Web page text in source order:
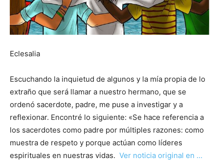
Eclesalia
Escuchando la inquietud de algunos y la mía propia de lo
extraño que será llamar a nuestro hermano, que se
ordenó sacerdote, padre, me puse a investigar y a
reflexionar. Encontré lo siguiente: «Se hace referencia a
los sacerdotes como padre por múltiples razones: como
muestra de respeto y porque actúan como líderes
espirituales en nuestras vidas. Ver noticia original en …